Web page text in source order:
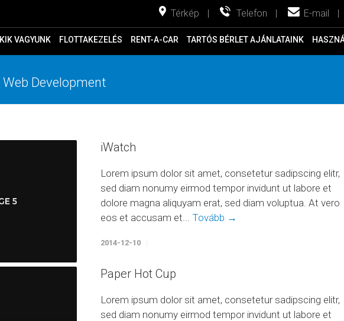
Térkép | Telefon | E-mail |
KIK VAGYUNK FLOTTAKEZELÉS RENT-A-CAR TARTÓS BÉRLET AJÁNLATAINK
Web Development
iWatch
Lorem ipsum dolor sit amet, consetetur sadipscing elitr,
sed diam nonumy eirmod tempor invidunt ut labore et
dolore magna aliquyam erat, sed diam voluptua. At vero
eos et accusam et... Tovább →
2014-12-10
Paper Hot Cup
Lorem ipsum dolor sit amet, consetetur sadipscing elitr,
sed diam nonumy eirmod tempor invidunt ut labore et